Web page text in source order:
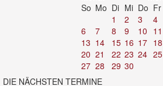
So Mo Di Mi Do Fr
1
2 3 4
6
7 8 9 10 11
13 14 15 16 17 18
20 21 22 23 24 25
27 28 29 30
DIE NÄCHSTEN TERMINE